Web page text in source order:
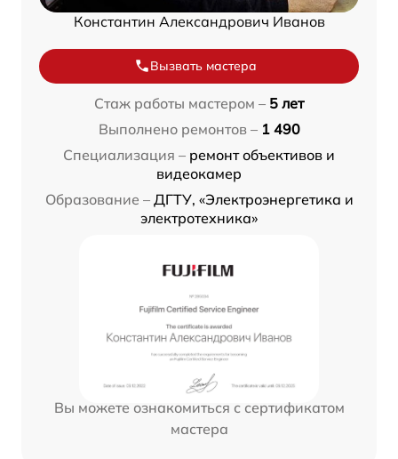
Константин Александрович Иванов
Вызвать мастера
Стаж работы мастером – 5 лет
Выполнено ремонтов – 1 490
Специализация – ремонт объективов и
видеокамер
Образование – ДГТУ, «Электроэнергетика и
электротехника»
Вы можете ознакомиться с сертификатом
мастера